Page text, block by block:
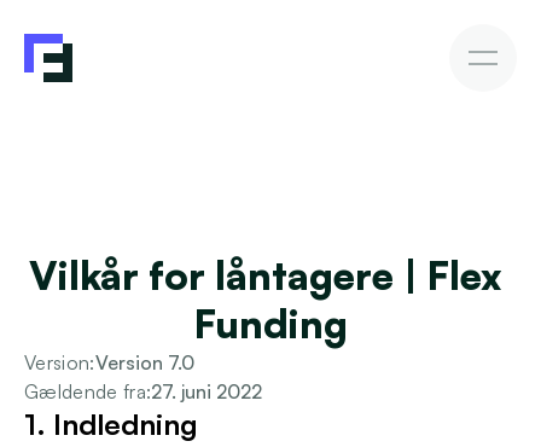
Finansiering
Viden
Vilkår for låntagere | Flex
Funding
Version:Version 7.0
Gældende fra:27. juni 2022
1. Indledning